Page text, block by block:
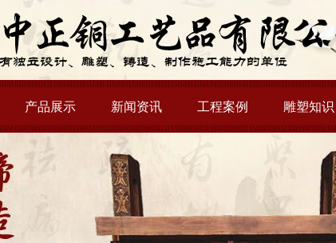
产品展示 新闻资讯 工程案例 雕塑知识